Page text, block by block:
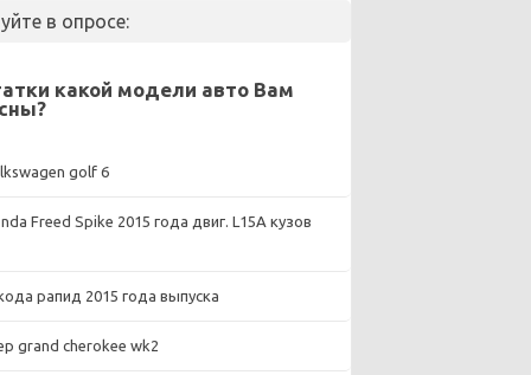
в опросе:
какой модели авто Вам
golf 6
Freed Spike 2015 года двиг. L15A кузов
рапид 2015 года выпуска
grand cherokee wk2